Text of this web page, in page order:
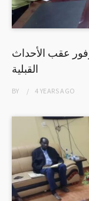
عقب الأحداث
القبلية
BY 4 YEARSAGO